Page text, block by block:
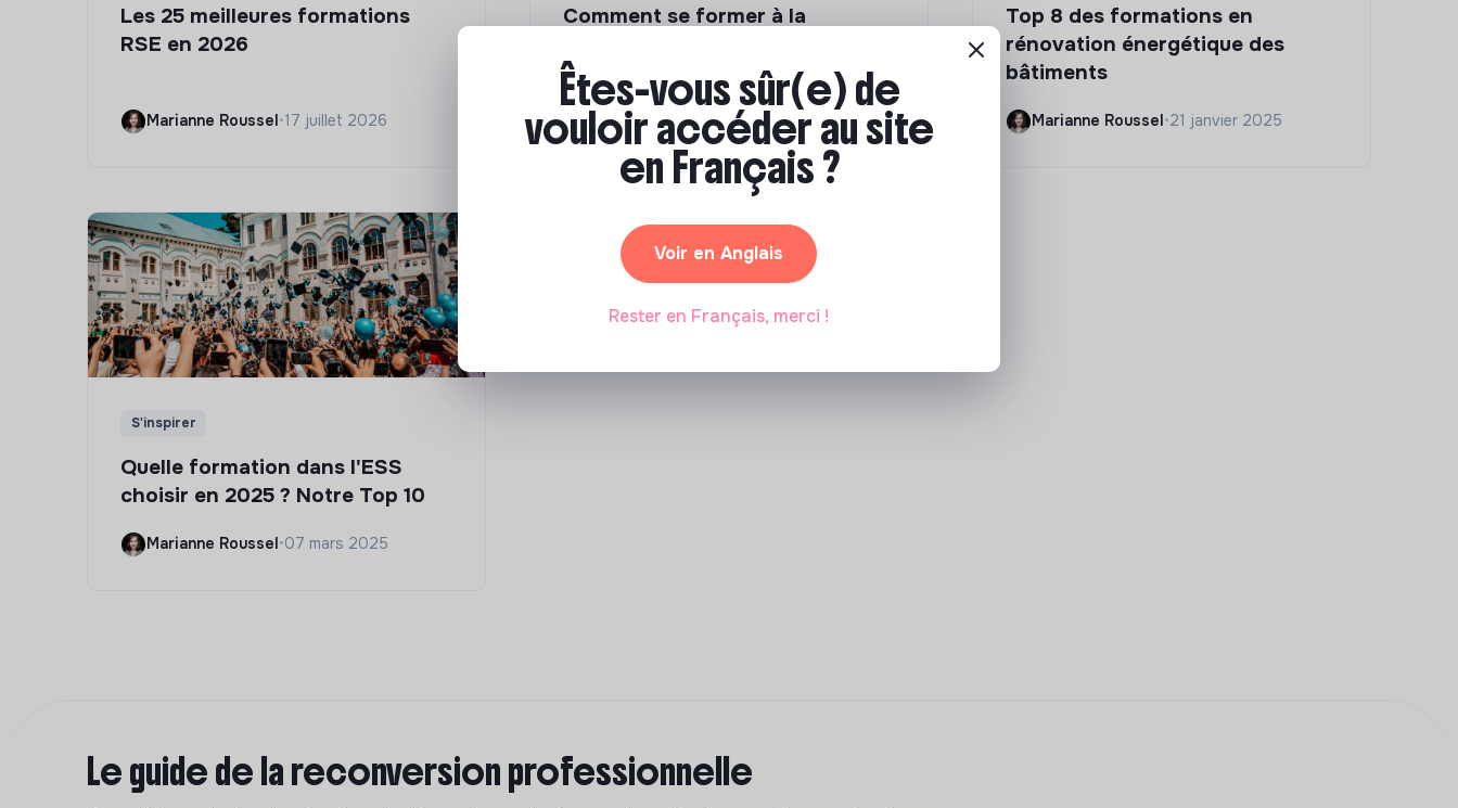
Les 25 meilleures formations
RSE en 2026
Marianne Roussel•17 juillet 2026
Comment se former à la
Marianne Roussel• 09 janvier 2024
Top 8 des formations en
rénovation énergétique des
bâtiments
Marianne Roussel•21 janvier 2025
S'inspirer
Quelle formation dans l'ESS
choisir en 2025 ? Notre Top 10
Marianne Roussel•07 mars 2025
Le guide de la reconversion professionnelle
Êtes-vous sûr(e) de
vouloir accéder au site
en Français ?
Voir en Anglais
Rester en Français, merci !